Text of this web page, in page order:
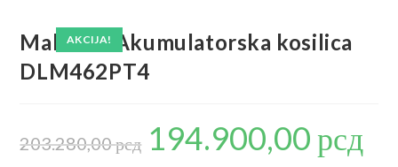
AKCIJA!
Makita – Akumulatorska kosilica
DLM462PT4
203.280,00рсд
Originalna
cena
je
194.900,00рсдje: